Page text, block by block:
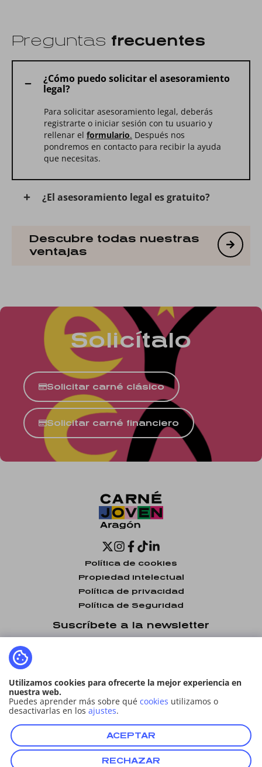
Preguntas frecuentes
¿Cómo puedo solicitar el asesoramiento
legal?
Para solicitar asesoramiento legal, deberás
registrarte o iniciar sesión con tu usuario y
rellenar el formulario. Después nos
pondremos en contacto para recibir la ayuda
que necesitas.
¿El asesoramiento legal es gratuito?
Descubre todas nuestras
ventajas
Solicítalo
Solicitar carné clásico
Solicitar carné financiero
Política de cookies
Propiedad intelectual
Política de privacidad
Política de Seguridad
Suscríbete a la newsletter
He leído y acepto lapolítica de privacidad
ENVIAR
© 2024 Todos los derechos reservados al Carné Joven
Utilizamos cookies para ofrecerte la mejor experiencia en
nuestra web.
Puedes aprender más sobre qué cookies utilizamos o
desactivarlas en los ajustes.
ACEPTAR
RECHAZAR